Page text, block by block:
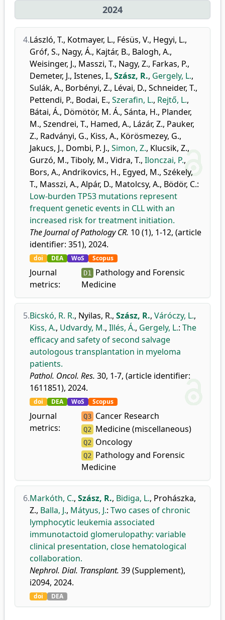
2024
4.László, T., Kotmayer, L., Fésüs, V., Hegyi, L.,
Gróf, S., Nagy, Á., Kajtár, B., Balogh, A.,
Weisinger, J., Masszi, T., Nagy, Z., Farkas, P.,
Demeter, J., Istenes, I., Szász, R., Gergely, L.,
Sulák, A., Borbényi, Z., Lévai, D., Schneider, T.,
Pettendi, P., Bodai, E., Szerafin, L., Rejtő, L.,
Bátai, Á., Dömötör, M. Á., Sánta, H., Plander,
M., Szendrei, T., Hamed, A., Lázár, Z., Pauker,
Z., Radványi, G., Kiss, A., Körösmezey, G.,
Jakucs, J., Dombi, P. J., Simon, Z., Klucsik, Z.,
Gurzó, M., Tiboly, M., Vidra, T., Ilonczai, P.,
Bors, A., Andrikovics, H., Egyed, M., Székely,
T., Masszi, A., Alpár, D., Matolcsy, A., Bödör, C.:
Low-burden TP53 mutations represent
frequent genetic events in CLL with an
increased risk for treatment initiation.
The Journal of Pathology CR. 10 (1), 1-12, (article
identifier: 351), 2024.
doi DEA WoS Scopus
Journal
metrics:
D1 Pathology and Forensic
Medicine
5.Bicskó, R. R., Nyilas, R., Szász, R., Váróczy, L.,
Kiss, A., Udvardy, M., Illés, Á., Gergely, L.: The
efficacy and safety of second salvage
autologous transplantation in myeloma
patients.
Pathol. Oncol. Res. 30, 1-7, (article identifier:
1611851), 2024.
doi DEA WoS Scopus
Journal
metrics:
Q3 Cancer Research
Q2 Medicine (miscellaneous)
Q2 Oncology
Q2 Pathology and Forensic
Medicine
6.Markóth, C., Szász, R., Bidiga, L., Prohászka,
Z., Balla, J., Mátyus, J.: Two cases of chronic
lymphocytic leukemia associated
immunotactoid glomerulopathy: variable
clinical presentation, close hematological
collaboration.
Nephrol. Dial. Transplant. 39 (Supplement),
i2094, 2024.
doi DEA